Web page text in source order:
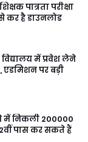
पात्रता परीक्षा
कर है डाउनलोड
विद्यालय में प्रवेश लेने
एडमिशन पर बड़ी
में निकली 200000
पास कर सकते हैं